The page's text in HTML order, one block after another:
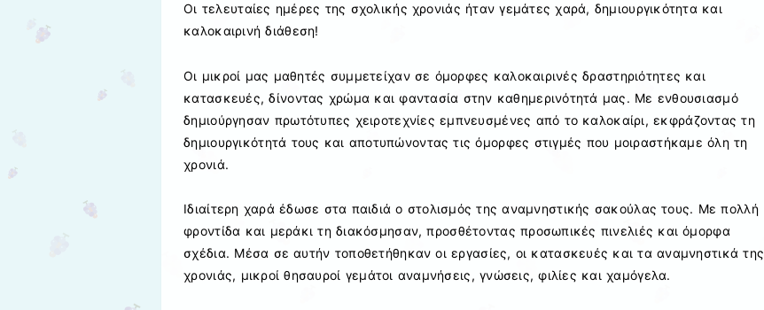
Οι τελευταίες ημέρες της σχολικής χρονιάς ήταν γεμάτες χαρά, δημιουργικότητα και
καλοκαιρινή διάθεση!
Οι μικροί μας μαθητές συμμετείχαν σε όμορφες καλοκαιρινές δραστηριότητες και
κατασκευές, δίνοντας χρώμα και φαντασία στην καθημερινότητά μας. Με ενθουσιασμό
δημιούργησαν πρωτότυπες χειροτεχνίες εμπνευσμένες από το καλοκαίρι, εκφράζοντας τη
δημιουργικότητά τους και αποτυπώνοντας τις όμορφες στιγμές που μοιραστήκαμε όλη τη
χρονιά.
Ιδιαίτερη χαρά έδωσε στα παιδιά ο στολισμός της αναμνηστικής σακούλας τους. Με πολλή
φροντίδα και μεράκι τη διακόσμησαν, προσθέτοντας προσωπικές πινελιές και όμορφα
σχέδια. Μέσα σε αυτήν τοποθετήθηκαν οι εργασίες, οι κατασκευές και τα αναμνηστικά της
χρονιάς, μικροί θησαυροί γεμάτοι αναμνήσεις, γνώσεις, φιλίες και χαμόγελα.